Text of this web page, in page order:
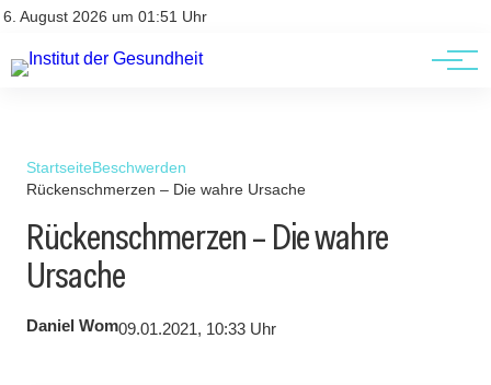
6. August 2026 um 01:51 Uhr
Kontakt
Kontakt
AGBs
StartseiteBeschwerden
Rückenschmerzen – Die wahre Ursache
Rückenschmerzen – Die wahre
Ursache
Daniel Wom09.01.2021, 10:33 Uhr